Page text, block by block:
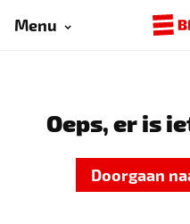
Menu
Oeps, er is
Doorgaan